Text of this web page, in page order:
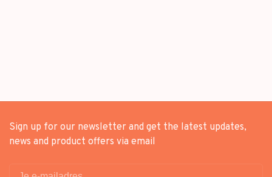
Sign up for our newsletter and get the latest updates,
news and product offers via email